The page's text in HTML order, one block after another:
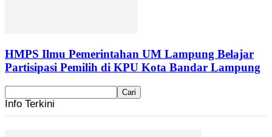
HMPS Ilmu Pemerintahan UM Lampung Belajar
Partisipasi Pemilih di KPU Kota Bandar Lampung
Info Terkini